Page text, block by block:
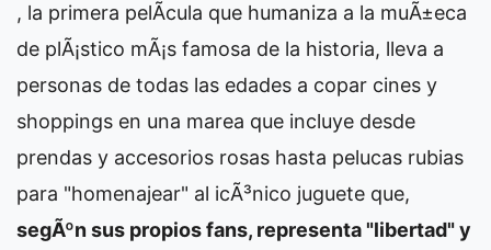
, la primera pelÃ­cula que humaniza a la muÃ±eca
de plÃ¡stico mÃ¡s famosa de la historia, lleva a
personas de todas las edades a copar cines y
shoppings en una marea que incluye desde
prendas y accesorios rosas hasta pelucas rubias
para "homenajear" al icÃ³nico juguete que,
segÃºn sus propios fans, representa "libertad" y